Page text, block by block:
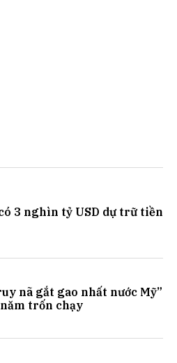
3 nghìn tỷ USD dự trữ tiền
nã gắt gao nhất nước Mỹ”
trốn chạy